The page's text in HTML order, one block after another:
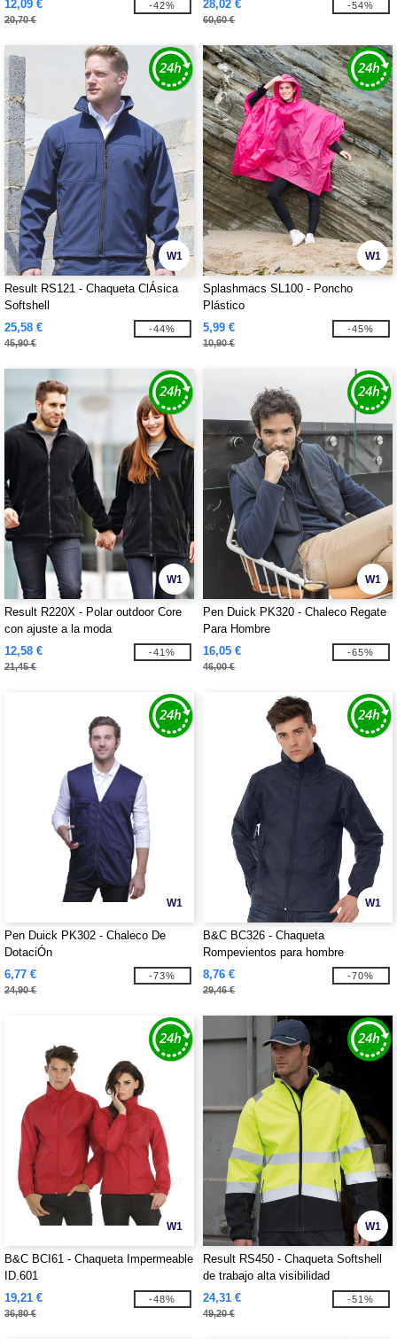
12,09 €
20,70 €
-42% 28,02 €
60,60 €
-54%
W1
Result RS121 - Chaqueta ClÁsica
Softshell
25,58 €
45,90 €
-44%
W1
Splashmacs SL100 - Poncho
Plástico
5,99 €
10,90 €
-45%
W1
Result R220X - Polar outdoor Core
con ajuste a la moda
12,58 €
21,45 €
-41%
W1
Pen Duick PK320 - Chaleco Regate
Para Hombre
16,05 €
46,00 €
-65%
W1
Pen Duick PK302 - Chaleco De
DotaciÓn
6,77 €
24,90 €
-73%
W1
B&C BC326 - Chaqueta
Rompevientos para hombre
8,76 €
29,46 €
-70%
W1
B&C BCI61 - Chaqueta Impermeable
ID.601
19,21 €
36,80 €
-48%
W1
Result RS450 - Chaqueta Softshell
de trabajo alta visibilidad
24,31 €
49,20 €
-51%